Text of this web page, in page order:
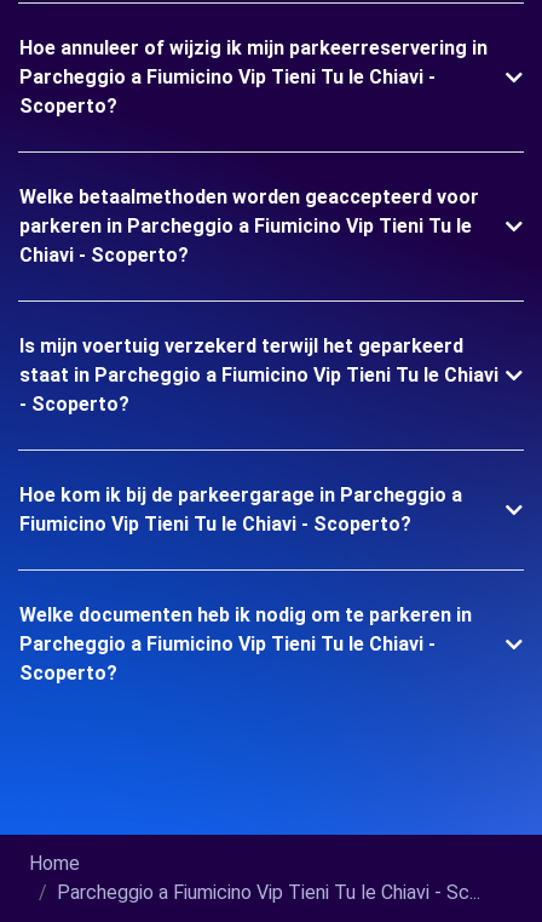
Hoe annuleer of wijzig ik mijn parkeerreservering in
Parcheggio a Fiumicino Vip Tieni Tu le Chiavi -
Scoperto?
Welke betaalmethoden worden geaccepteerd voor
parkeren in Parcheggio a Fiumicino Vip Tieni Tu le
Chiavi - Scoperto?
Is mijn voertuig verzekerd terwijl het geparkeerd
staat in Parcheggio a Fiumicino Vip Tieni Tu le Chiavi
- Scoperto?
Hoe kom ik bij de parkeergarage in Parcheggio a
Fiumicino Vip Tieni Tu le Chiavi - Scoperto?
Welke documenten heb ik nodig om te parkeren in
Parcheggio a Fiumicino Vip Tieni Tu le Chiavi -
Scoperto?
Home
Parcheggio a Fiumicino Vip Tieni Tu le Chiavi - Sc...